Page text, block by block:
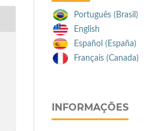
Português (Brasil)
English
Español (España)
Français (Canada)
INFORMAÇÕES